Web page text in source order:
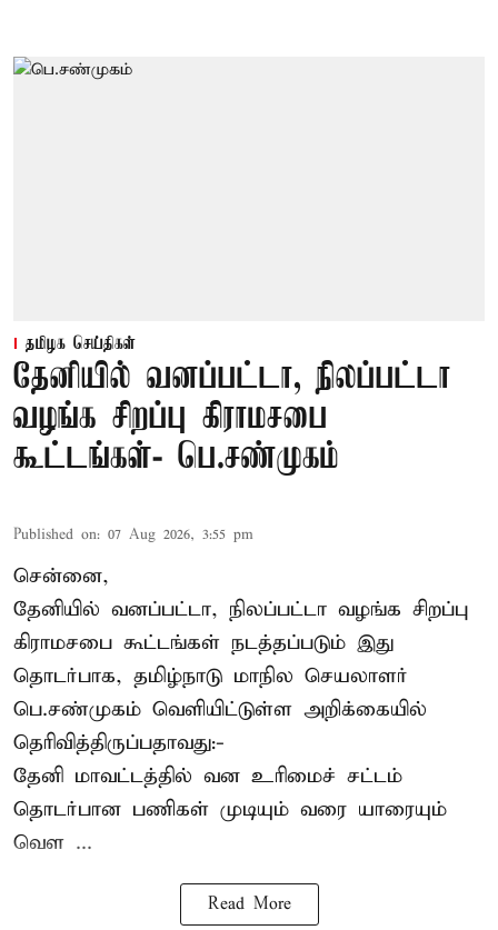
தமிழக செய்திகள்
தேனியில் வனப்பட்டா, நிலப்பட்டா
வழங்க சிறப்பு கிராமசபை
கூட்டங்கள்- பெ.சண்முகம்
Published on: 07 Aug 2026, 3:55 pm
சென்னை,
தேனியில் வனப்பட்டா, நிலப்பட்டா வழங்க சிறப்பு
கிராமசபை கூட்டங்கள் நடத்தப்படும் இது
தொடர்பாக, தமிழ்நாடு மாநில செயலாளர்
பெ.சண்முகம் வெளியிட்டுள்ள அறிக்கையில்
தெரிவித்திருப்பதாவது:-
தேனி மாவட்டத்தில் வன உரிமைச் சட்டம்
தொடர்பான பணிகள் முடியும் வரை யாரையும்
வெள ...
Read More